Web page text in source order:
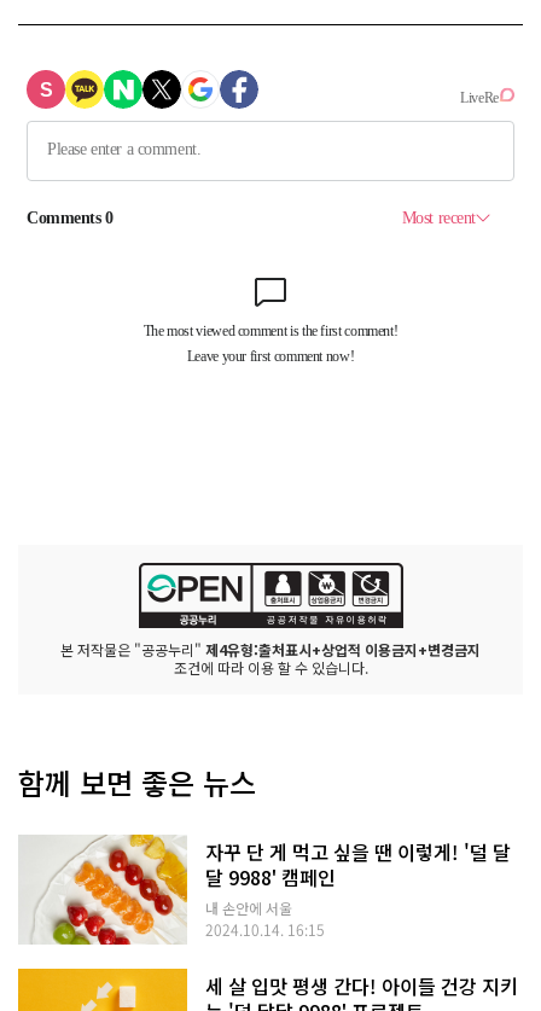
본 저작물은 "공공누리" 제4유형:출처표시+상업적 이용금지+변경금지
조건에 따라 이용 할 수 있습니다.
함께 보면 좋은 뉴스
자꾸 단 게 먹고 싶을 땐 이렇게! '덜 달
달 9988' 캠페인
내 손안에 서울
2024.10.14. 16:15
세 살 입맛 평생 간다! 아이들 건강 지키